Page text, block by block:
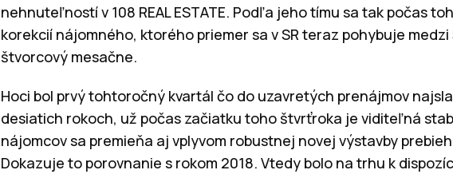
nehnuteľností v 108 REAL ESTATE. Podľa jeho tímu sa tak počas
korekcií nájomného, ​​ktorého priemer sa v SR teraz pohybuje medzi
štvorcový mesačne.
Hoci bol prvý tohtoročný kvartál čo do uzavretých prenájmov
desiatich rokoch, už počas začiatku toho štvrťroka je viditeľná
nájomcov sa premieňa aj vplyvom robustnej novej výstavby
Dokazuje to porovnanie s rokom 2018. Vtedy bolo na trhu k